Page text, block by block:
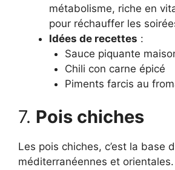
métabolisme, riche en
pour réchauffer les
Idées de recettes :
Sauce piquante
Chili con carne épicé
Piments farcis au
7. Pois chiches
Les pois chiches, c’est la base
méditerranéennes et